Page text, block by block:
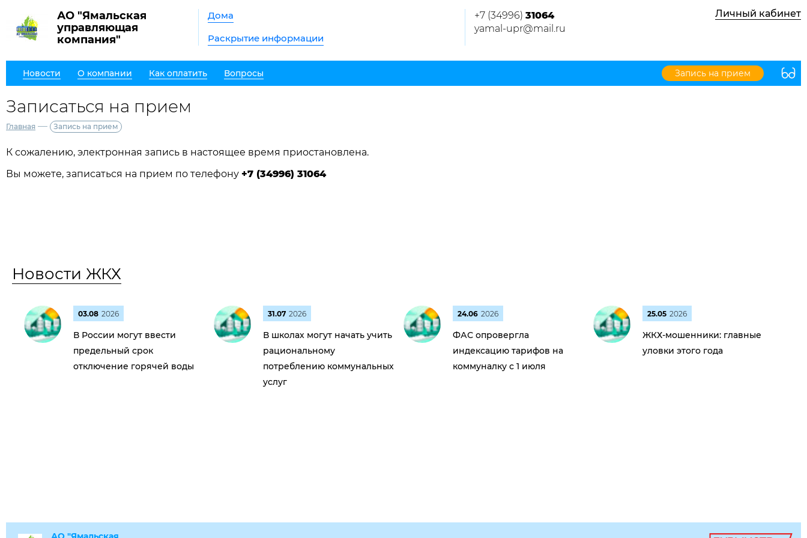
АО "Ямальская
управляющая
компания"
Дома
Раскрытие информации
+7 (34996) 31064
yamal-upr@mail.ru
Личный кабинет
Новости О компании Как оплатить Вопросы Запись на прием
Записаться на прием
Главная — Запись на прием
К сожалению, электронная запись в настоящее время приостановлена.
Вы можете, записаться на прием по телефону +7 (34996) 31064
Новости ЖКХ
03.08 2026
В России могут ввести
предельный срок
отключение горячей воды
31.07 2026
В школах могут начать учить
рациональному
потреблению коммунальных
услуг
24.06 2026
ФАС опровергла
индексацию тарифов на
коммуналку с 1 июля
25.05 2026
ЖКХ-мошенники: главные
уловки этого года